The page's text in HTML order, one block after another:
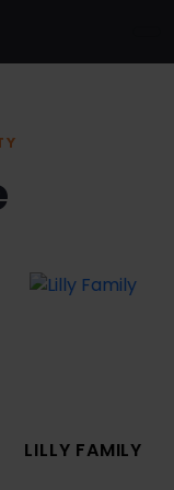
LILLY FAMILY